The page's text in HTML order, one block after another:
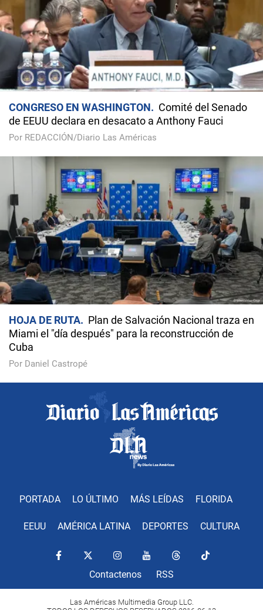
CONGRESO EN WASHINGTON
Comité del Senado
de EEUU declara en desacato a Anthony Fauci
Por REDACCIÓN/Diario Las Américas
HOJA DE RUTA
Plan de Salvación Nacional traza en
Miami el "día después" para la reconstrucción de
Cuba
Por Daniel Castropé
PORTADA LO ÚLTIMO MÁS LEÍDAS FLORIDA
EEUU AMÉRICA LATINA DEPORTES CULTURA
Contactenos RSS
Las Américas Multimedia Group LLC.